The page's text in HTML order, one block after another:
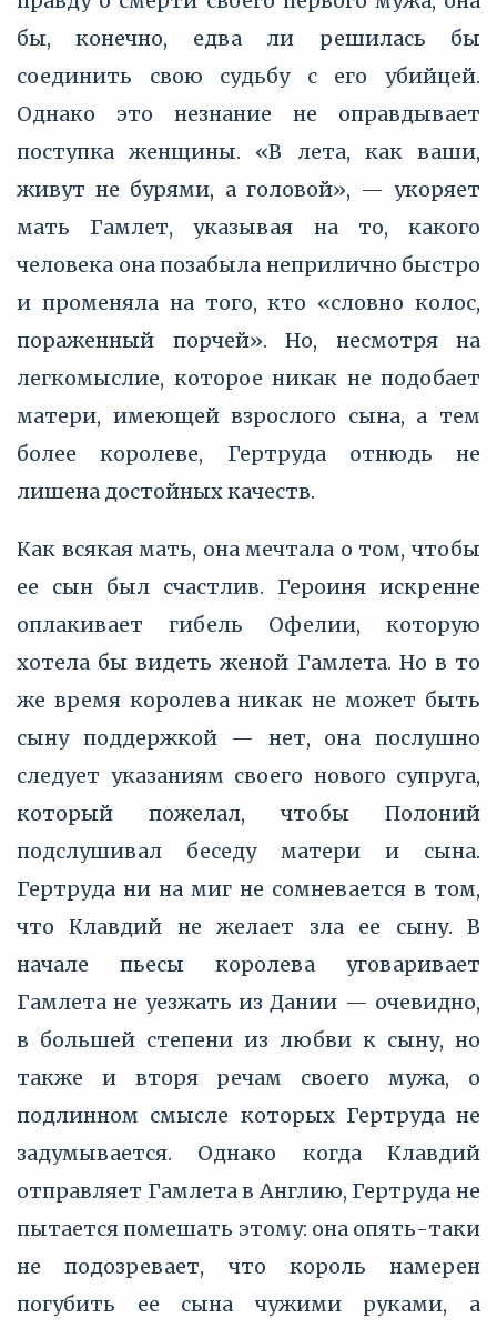
бы, конечно, едва ли решилась бы
соединить свою судьбу с его убийцей.
Однако это незнание не оправдывает
поступка женщины. «В лета, как ваши,
живут не бурями, а головой», — укоряет
мать Гамлет, указывая на то, какого
человека она позабыла неприлично быстро
и променяла на того, кто «словно колос,
пораженный порчей». Но, несмотря на
легкомыслие, которое никак не подобает
матери, имеющей взрослого сына, а тем
более королеве, Гертруда отнюдь не
лишена достойных качеств.
Как всякая мать, она мечтала о том, чтобы
ее сын был счастлив. Героиня искренне
оплакивает гибель Офелии, которую
хотела бы видеть женой Гамлета. Но в то
же время королева никак не может быть
сыну поддержкой — нет, она послушно
следует указаниям своего нового супруга,
который пожелал, чтобы Полоний
подслушивал беседу матери и сына.
Гертруда ни на миг не сомневается в том,
что Клавдий не желает зла ее сыну. В
начале пьесы королева уговаривает
Гамлета не уезжать из Дании — очевидно,
в большей степени из любви к сыну, но
также и вторя речам своего мужа, о
подлинном смысле которых Гертруда не
задумывается. Однако когда Клавдий
отправляет Гамлета в Англию, Гертруда не
пытается помешать этому: она опять-таки
не подозревает, что король намерен
погубить ее сына чужими руками, а